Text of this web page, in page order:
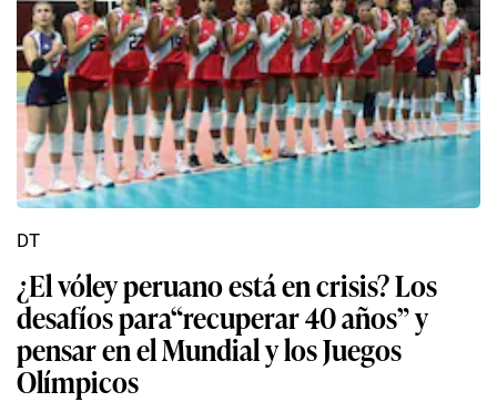
¿El vóley peruano está en crisis? Los
desafíos para“recuperar 40 años” y
pensar en el Mundial y los Juegos
Olímpicos
DT